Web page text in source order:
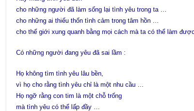
cho những người đã làm sống lại tình yêu trong ta …
cho những ai thiếu thốn tình cảm trong tâm hồn …
cho thế giới xung quanh bằng mọi cách mà ta có thể làm
Có những người đang yêu đã sai lầm :
Họ không tìm tình yêu lâu bền,
vì họ cho rằng tình yêu chỉ là một nhu cầu …
Họ ngỡ rằng con tim là một chỗ trống
mà tình yêu có thể lấp đầy …